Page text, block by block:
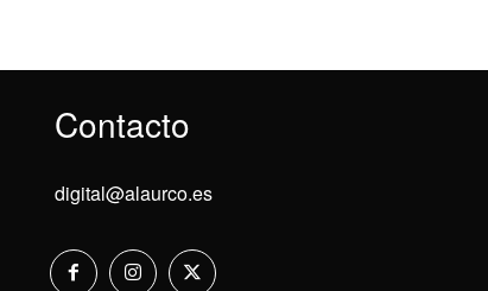
Contacto
digital@alaurco.es